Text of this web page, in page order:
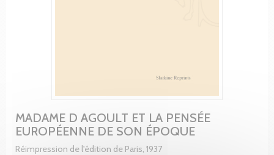
MADAME D AGOULT ET LA PENSÉE
EUROPÉENNE DE SON ÉPOQUE
Réimpression de l'édition de Paris, 1937